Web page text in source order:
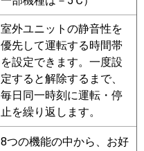
室外ユニットの静音性を
優先して運転する時間帯
を設定できます。一度設
定すると解除するまで、
毎日同一時刻に運転・停
止を繰り返します。
8つの機能の中から、お好